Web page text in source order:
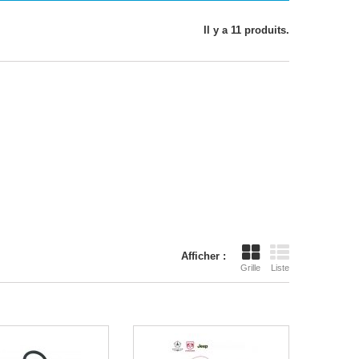
Il y a 11 produits.
Afficher :
Grille Liste